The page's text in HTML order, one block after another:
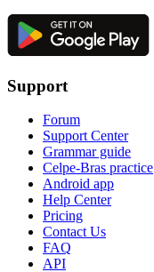
Support
Forum
Support Center
Grammar guide
Celpe-Bras practice
Android app
Help Center
Pricing
Contact Us
FAQ
API